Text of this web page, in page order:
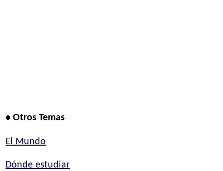
• Otros Temas
El Mundo
Dónde estudiar